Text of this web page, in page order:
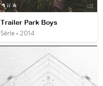
Trailer Park Boys
Série • 2014